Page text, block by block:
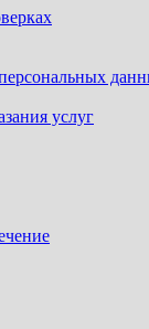
услуг